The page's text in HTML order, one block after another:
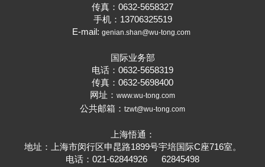
传真：0632-5658327
手机：13706325519
E-mail: genian.shan@wu-tong.com
国际业务部
电话：0632-5658319
传真：0632-5698400
网址： www.wu-tong.com
公共邮箱： tzwt@wu-tong.com
上海悟通：
地址：上海市闵行区申昆路1899号宇培国际C座716室。
电话：021-62844926 62845498